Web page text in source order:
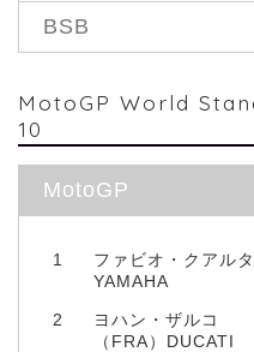
BSB
MotoGP World
10
MotoGP
1
ファビオ・クアル
YAMAHA
2
ヨハン・ザルコ
（FRA）DUCATI